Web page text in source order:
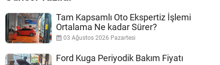
Tam Kapsamlı Oto Ekspertiz İşlemi
Ortalama Ne kadar Sürer?
03 Ağustos 2026 Pazartesi
Ford Kuga Periyodik Bakım Fiyatı